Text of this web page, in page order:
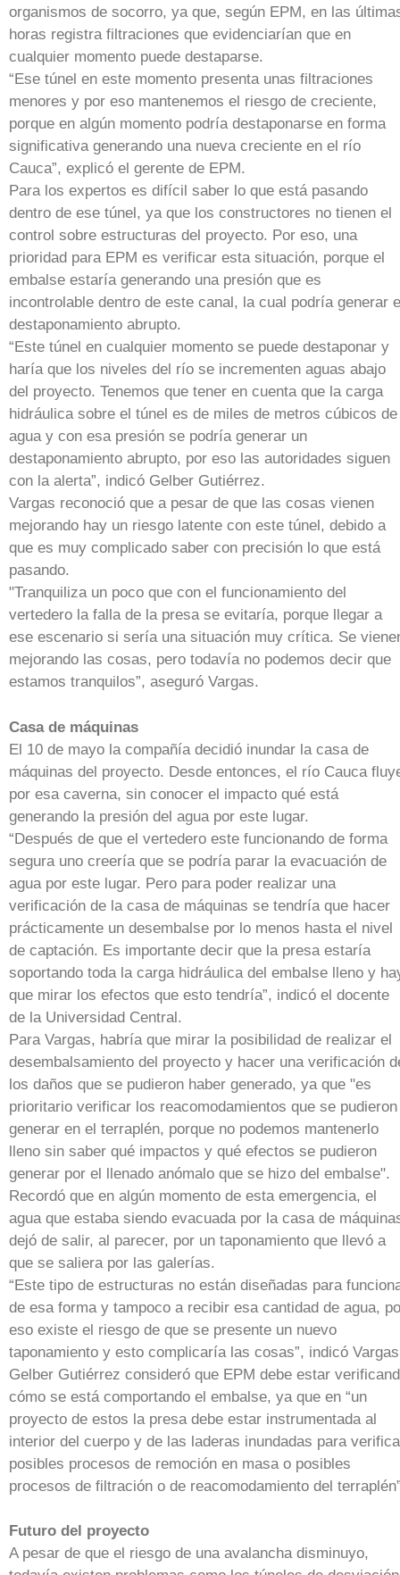
organismos de socorro, ya que, según EPM, en las
horas registra filtraciones que evidenciarían que en
cualquier momento puede destaparse.
“Ese túnel en este momento presenta unas filtraciones
menores y por eso mantenemos el riesgo de creciente,
porque en algún momento podría destaponarse en forma
significativa generando una nueva creciente en el río
Cauca”, explicó el gerente de EPM.
Para los expertos es difícil saber lo que está pasando
dentro de ese túnel, ya que los constructores no tienen el
control sobre estructuras del proyecto. Por eso, una
prioridad para EPM es verificar esta situación, porque el
embalse estaría generando una presión que es
incontrolable dentro de este canal, la cual podría generar
destaponamiento abrupto.
“Este túnel en cualquier momento se puede destaponar y
haría que los niveles del río se incrementen aguas abajo
del proyecto. Tenemos que tener en cuenta que la carga
hidráulica sobre el túnel es de miles de metros cúbicos de
agua y con esa presión se podría generar un
destaponamiento abrupto, por eso las autoridades siguen
con la alerta”, indicó Gelber Gutiérrez.
Vargas reconoció que a pesar de que las cosas vienen
mejorando hay un riesgo latente con este túnel, debido a
que es muy complicado saber con precisión lo que está
pasando.
"Tranquiliza un poco que con el funcionamiento del
vertedero la falla de la presa se evitaría, porque llegar a
ese escenario si sería una situación muy crítica. Se
mejorando las cosas, pero todavía no podemos decir que
estamos tranquilos”, aseguró Vargas.
Casa de máquinas
El 10 de mayo la compañía decidió inundar la casa de
máquinas del proyecto. Desde entonces, el río Cauca
por esa caverna, sin conocer el impacto qué está
generando la presión del agua por este lugar.
“Después de que el vertedero este funcionando de forma
segura uno creería que se podría parar la evacuación de
agua por este lugar. Pero para poder realizar una
verificación de la casa de máquinas se tendría que hacer
prácticamente un desembalse por lo menos hasta el nivel
de captación. Es importante decir que la presa estaría
soportando toda la carga hidráulica del embalse lleno y
que mirar los efectos que esto tendría”, indicó el docente
de la Universidad Central.
Para Vargas, habría que mirar la posibilidad de realizar el
desembalsamiento del proyecto y hacer una verificación
los daños que se pudieron haber generado, ya que "es
prioritario verificar los reacomodamientos que se pudieron
generar en el terraplén, porque no podemos mantenerlo
lleno sin saber qué impactos y qué efectos se pudieron
generar por el llenado anómalo que se hizo del embalse".
Recordó que en algún momento de esta emergencia, el
agua que estaba siendo evacuada por la casa de
dejó de salir, al parecer, por un taponamiento que llevó a
que se saliera por las galerías.
“Este tipo de estructuras no están diseñadas para
de esa forma y tampoco a recibir esa cantidad de agua,
eso existe el riesgo de que se presente un nuevo
taponamiento y esto complicaría las cosas”, indicó
Gelber Gutiérrez consideró que EPM debe estar
cómo se está comportando el embalse, ya que en “un
proyecto de estos la presa debe estar instrumentada al
interior del cuerpo y de las laderas inundadas para
posibles procesos de remoción en masa o posibles
procesos de filtración o de reacomodamiento del
Futuro del proyecto
A pesar de que el riesgo de una avalancha disminuyo,